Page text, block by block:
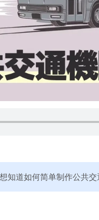
想知道如何简单制作公共交